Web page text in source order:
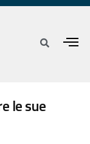
le sue